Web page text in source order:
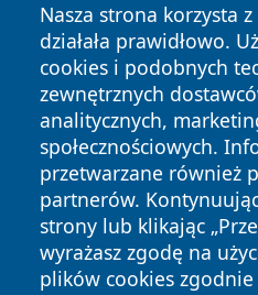
Nasza strona korzysta
działała prawidłowo.
cookies i podobnych
zewnętrznych
analitycznych,
społecznościowych.
przetwarzane również
partnerów.
strony lub klikając
wyrażasz zgodę na
plików cookies zgodnie
Copyright © 2026
zastrzeżone.
News Autorzy
Polityka